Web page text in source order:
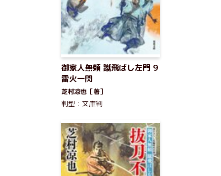
御家人無頼 蹴飛ばし左門 9
雷火一閃
芝村凉也［著］
判型：文庫判